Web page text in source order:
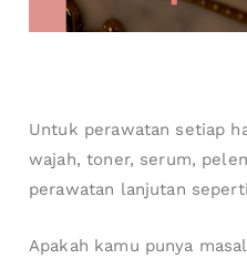
Untuk perawatan setiap
wajah, toner, serum,
perawatan lanjutan
Apakah kamu punya